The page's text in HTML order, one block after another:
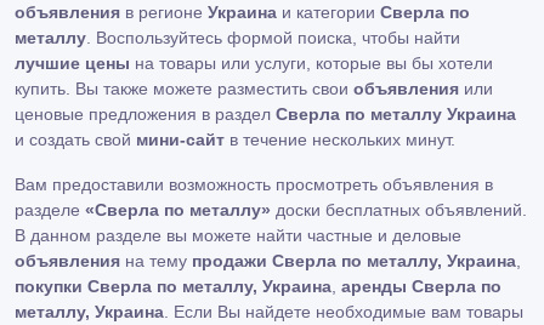
объявления в регионе Украина и категории Сверла по
металлу . Воспользуйтесь формой поиска, чтобы найти
лучшие цены на товары или услуги, которые вы бы хотели
купить. Вы также можете разместить свои объявления или
ценовые предложения в раздел Сверла по металлу Украина
и создать свой мини-сайт в течение нескольких минут.
Вам предоставили возможность просмотреть объявления в
разделе «Сверла по металлу» доски бесплатных объявлений.
В данном разделе вы можете найти частные и деловые
объявления на тему продажи Сверла по металлу, Украина
покупки Сверла по металлу, Украина аренды Сверла по
металлу, Украина . Если Вы найдете необходимые вам товары